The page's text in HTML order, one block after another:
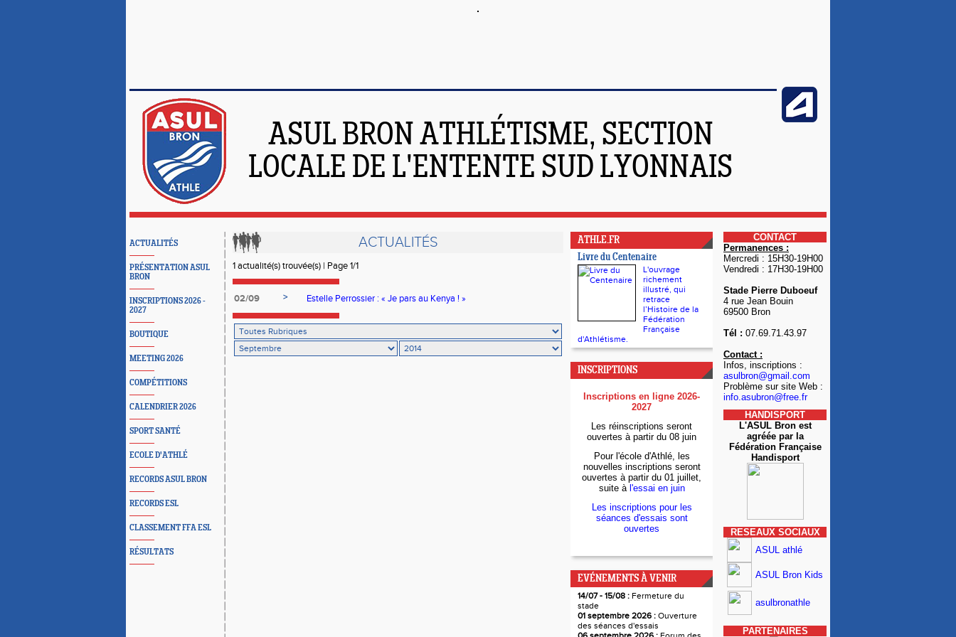
ASUL BRON ATHLÉTISME, SECTION
LOCALE DE L'ENTENTE SUD LYONNAIS
ACTUALITÉS
PRÉSENTATION ASUL
BRON
INSCRIPTIONS 2026 -
2027
BOUTIQUE
MEETING 2026
COMPÉTITIONS
CALENDRIER 2026
SPORT SANTÉ
ECOLE D'ATHLÉ
RECORDS ASUL BRON
RECORDS ESL
CLASSEMENT FFA ESL
RÉSULTATS
ACTUALITÉS
1 actualité(s) trouvée(s) | Page 1/1
02/09 > Estelle Perrossier : « Je pars au Kenya ! »
ATHLE.FR
Livre du Centenaire
L'ouvrage
richement
illustré, qui
retrace
l’Histoire de la
Fédération
Française
d'Athlétisme.
INSCRIPTIONS
Inscriptions en ligne 2026-
2027
Les réinscriptions seront
ouvertes à partir du 08 juin
Pour l'école d'Athlé, les
nouvelles inscriptions seront
ouvertes à partir du 01 juillet,
suite à l'essai en juin
Les inscriptions pour les
séances d'essais sont
ouvertes
EVÉNEMENTS À VENIR
14/07 - 15/08 : Fermeture du
stade
01 septembre 2026 : Ouverture
des séances d'essais
CONTACT
Permanences :
Mercredi : 15H30-19H00
Vendredi : 17H30-19H00
Stade Pierre Duboeuf
4 rue Jean Bouin
69500 Bron
Tél : 07.69.71.43.97
Contact :
Infos, inscriptions :
asulbron@gmail.com
Problème sur site Web :
info.asubron@free.fr
HANDISPORT
L'ASUL Bron est
agréée par la
Fédération Française
Handisport
RESEAUX SOCIAUX
ASUL athlé
ASUL Bron Kids
asulbronathle
PARTENAIRES